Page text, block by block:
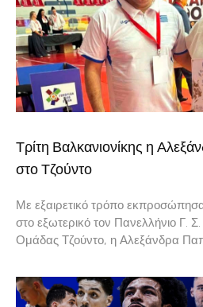
Τρίτη Βαλκανιονίκης η
στο Τζούντο
Με εξαιρετικό τρόπο
στο εξωτερικό τον Πανελλήνιο Γ.
Ομάδας Τζούντο, η Αλεξάνδρα